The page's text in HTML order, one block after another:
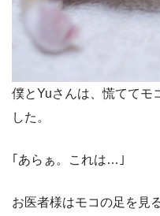
僕とYuさんは、慌ててモ
した。
｢あらぁ。これは…｣
お医者様はモコの足を見